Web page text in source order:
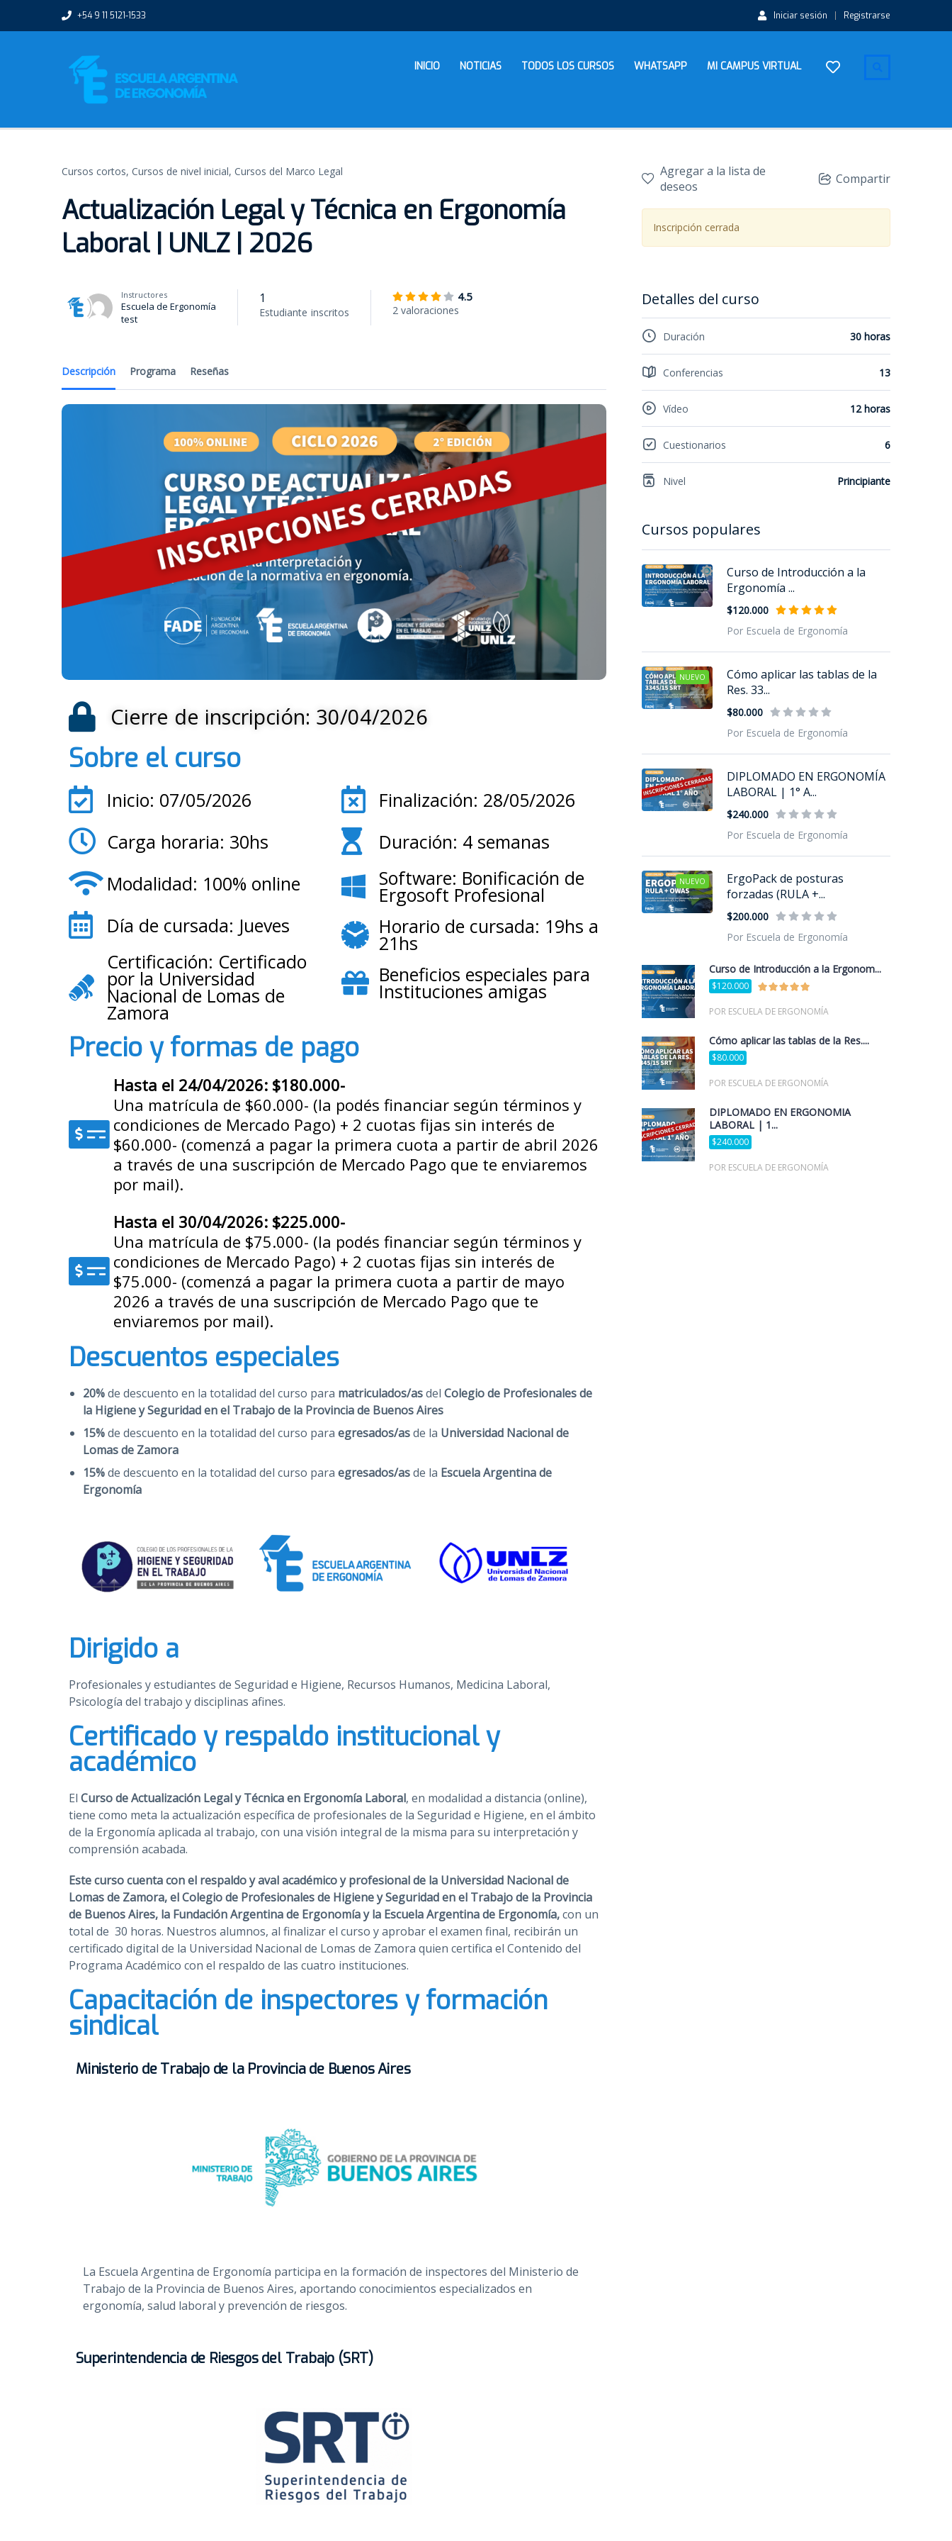
Iniciar sesión Registrarse
+54 9 11 5121-1533
INICIO NOTICIAS TODOS LOS CURSOS WHATSAPP MI CAMPUS VIRTUAL
Cursos cortos, Cursos de nivel inicial, Cursos del Marco Legal
Actualización Legal y Técnica en Ergonomía
Laboral | UNLZ | 2026
Instructores
Escuela de Ergonomía
test
1
Estudiante inscritos
4.5
2 valoraciones
Descripción Programa Reseñas
Cierre de inscripción: 30/04/2026
Sobre el curso
Inicio: 07/05/2026
Carga horaria: 30hs
Modalidad: 100% online
Día de cursada: Jueves
Certificación: Certificado
por la Universidad
Nacional de Lomas de
Zamora
Finalización: 28/05/2026
Duración: 4 semanas
Software: Bonificación de
Ergosoft Profesional
Horario de cursada: 19hs a
21hs
Beneficios especiales para
Instituciones amigas
Precio y formas de pago
Hasta el 24/04/2026: $180.000-
Una matrícula de $60.000- (la podés financiar según términos y
condiciones de Mercado Pago) + 2 cuotas fijas sin interés de
$60.000- (comenzá a pagar la primera cuota a partir de abril 2026
a través de una suscripción de Mercado Pago que te enviaremos
por mail).
Hasta el 30/04/2026: $225.000-
Una matrícula de $75.000- (la podés financiar según términos y
condiciones de Mercado Pago) + 2 cuotas fijas sin interés de
$75.000- (comenzá a pagar la primera cuota a partir de mayo
2026 a través de una suscripción de Mercado Pago que te
enviaremos por mail).
Descuentos especiales
20%de descuento en la totalidad del curso para matriculados/asdel Colegio de Profesionales de
la Higiene y Seguridad en el Trabajo de la Provincia de Buenos Aires
15%de descuento en la totalidad del curso para egresados/asde la Universidad Nacional de
Lomas de Zamora
15%de descuento en la totalidad del curso para egresados/asde la Escuela Argentina de
Ergonomía
Dirigido a
Profesionales y estudiantes de Seguridad e Higiene, Recursos Humanos, Medicina Laboral,
Psicología del trabajo y disciplinas afines.
Certificado y respaldo institucional y
académico
El Curso de Actualización Legal y Técnica en Ergonomía Laboral, en modalidad a distancia (online),
tiene como meta la actualización específica de profesionales de la Seguridad e Higiene, en el ámbito
de la Ergonomía aplicada al trabajo, con una visión integral de la misma para su interpretación y
comprensión acabada.
Este curso cuenta con el respaldo y aval académico y profesional de la Universidad Nacional de
Lomas de Zamora, el Colegio de Profesionales de Higiene y Seguridad en el Trabajo de la Provincia
de Buenos Aires, la Fundación Argentina de Ergonomía y la Escuela Argentina de Ergonomía,con un
total de 30 horas. Nuestros alumnos, al finalizar el curso y aprobar el examen final, recibirán un
certificado digital de la Universidad Nacional de Lomas de Zamora quien certifica el Contenido del
Programa Académico con el respaldo de las cuatro instituciones.
Capacitación de inspectores y formación
sindical
Ministerio de Trabajo de la Provincia de Buenos Aires
La Escuela Argentina de Ergonomía participa en la formación de inspectores del Ministerio de
Trabajo de la Provincia de Buenos Aires, aportando conocimientos especializados en
ergonomía, salud laboral y prevención de riesgos.
Superintendencia de Riesgos del Trabajo (SRT)
Agregar a la lista de
deseos
Compartir
Inscripción cerrada
Detalles del curso
Duración 30 horas
Conferencias 13
Vídeo 12 horas
Cuestionarios 6
Nivel Principiante
Cursos populares
Curso de Introducción a la
Ergonomía ...
$120.000
Por Escuela de Ergonomía
NUEVO
Cómo aplicar las tablas de la
Res. 33...
$80.000
Por Escuela de Ergonomía
DIPLOMADO EN ERGONOMÍA
LABORAL | 1° A...
$240.000
Por Escuela de Ergonomía
NUEVO
ErgoPack de posturas
forzadas (RULA +...
$200.000
Por Escuela de Ergonomía
Curso de Introducción a la Ergonom...
$120.000
POR ESCUELA DE ERGONOMÍA
Cómo aplicar las tablas de la Res....
$80.000
POR ESCUELA DE ERGONOMÍA
DIPLOMADO EN ERGONOMÍA
LABORAL | 1...
$240.000
POR ESCUELA DE ERGONOMÍA
grandpashabet